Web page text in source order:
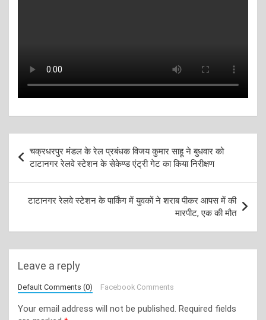
navigation
चक्रधरपुर मंडल के रेल प्रबंधक विजय कुमार साहू ने बुधवार को
टाटानगर रेलवे स्टेशन के सेकेण्ड एंट्री गेट का किया निरीक्षण
टाटानगर रेलवे स्टेशन के पार्किंग में युवकों ने शराब पीकर आपस में की
मारपीट, एक की मौत
Leave a reply
Default Comments (0) Facebook Comments
Your email address will not be published. Required fields